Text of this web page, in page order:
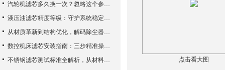
点击看大图
汽轮机滤芯多久换一次？忽略这个参数，机组非停损失可能上百万！
液压油滤芯精度等级：守护系统稳定与寿命的“微米标尺”
从材质革新到结构优化，解码除尘器滤芯性能跃升的核心逻辑
数控机床滤芯安装指南：三步精准操作，杜绝设备“亚健康”
不锈钢滤芯测试标准全解析，从材料性能到应用场景的严苛验证